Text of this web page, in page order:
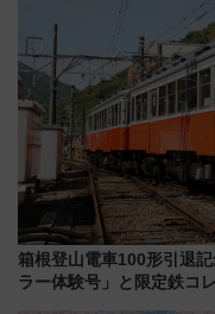
箱根登山電車100形引退
ラー体験号」と限定鉄コ